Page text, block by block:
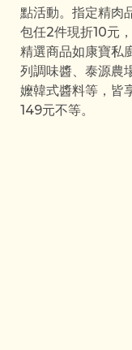
點活動。指定精肉
包任2件現折10元
精選商品如康寶私
列調味醬、泰源農
嬤韓式醬料等，皆
149元不等。